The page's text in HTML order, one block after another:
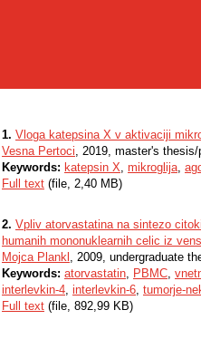
1. Vloga katepsina X v aktivaciji
Vesna Pertoci, 2019, master's thesis/
Keywords: katepsin X, mikroglija,
Full text (file, 2,40 MB)
2. Vpliv atorvastatina na sintezo
humanih mononuklearnih celic iz
Mojca Plankl , 2009, undergraduate
Keywords: atorvastatin, PBMC,
interlevkin-4, interlevkin-6, tumorje-
Full text (file, 892,99 KB)